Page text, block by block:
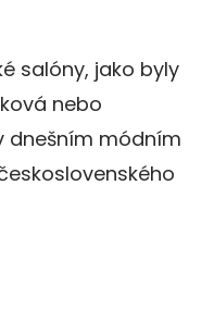
salóny, jako byly
nebo
dnešním módním